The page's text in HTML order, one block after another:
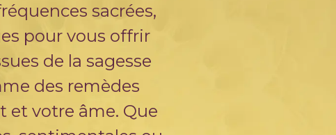
sacrées,
pour vous offrir
de la sagesse
des remèdes
et votre âme. Que